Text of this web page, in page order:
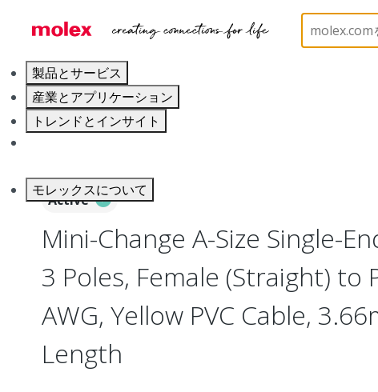
製品とサービス
産業とアプリケーション
トレンドとインサイト
モレックスについて
Industrial Cable
Active
Mini-Change A-Size Single-
3 Poles, Female (Straight) to
AWG, Yellow PVC Cable,
Length